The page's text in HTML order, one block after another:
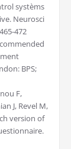
systèms
Neurosci
472
BPS;
F,
J, Revel M,
version of